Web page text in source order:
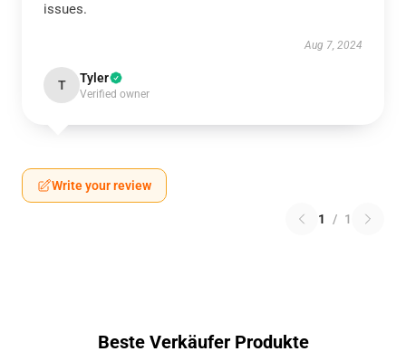
issues.
Aug 7, 2024
T Tyler
Verified owner
Write your review
1 / 1
Beste Verkäufer Produkte